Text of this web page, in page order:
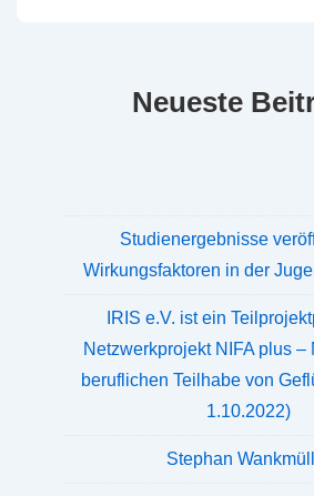
Neueste
Studienergebnisse
Wirkungsfaktoren in der
IRIS e.V. ist ein
Netzwerkprojekt NIFA plus –
beruflichen Teilhabe von
1.10.2022)
Stephan